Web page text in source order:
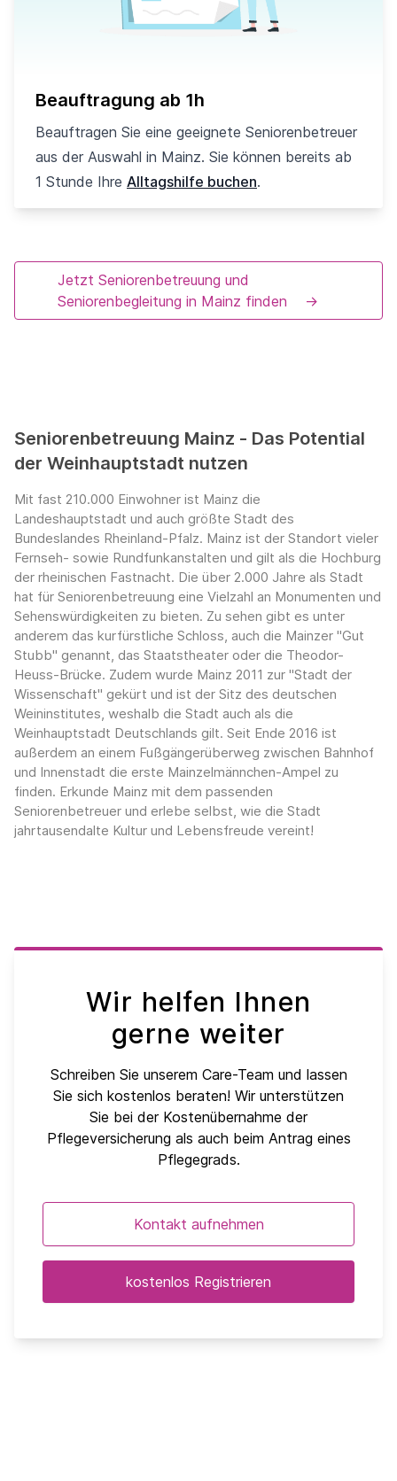
Beauftragung ab 1h
Beauftragen Sie eine geeignete Seniorenbetreuer
aus der Auswahl in Mainz. Sie können bereits ab
1 Stunde Ihre Alltagshilfe buchen.
Jetzt Seniorenbetreuung und
Seniorenbegleitung in Mainz finden
→
Seniorenbetreuung Mainz - Das Potential
der Weinhauptstadt nutzen
Mit fast 210.000 Einwohner ist Mainz die
Landeshauptstadt und auch größte Stadt des
Bundeslandes Rheinland-Pfalz. Mainz ist der Standort vieler
Fernseh- sowie Rundfunkanstalten und gilt als die Hochburg
der rheinischen Fastnacht. Die über 2.000 Jahre als Stadt
hat für Seniorenbetreuung eine Vielzahl an Monumenten und
Sehenswürdigkeiten zu bieten. Zu sehen gibt es unter
anderem das kurfürstliche Schloss, auch die Mainzer "Gut
Stubb" genannt, das Staatstheater oder die Theodor-
Heuss-Brücke. Zudem wurde Mainz 2011 zur "Stadt der
Wissenschaft" gekürt und ist der Sitz des deutschen
Weininstitutes, weshalb die Stadt auch als die
Weinhauptstadt Deutschlands gilt. Seit Ende 2016 ist
außerdem an einem Fußgängerüberweg zwischen Bahnhof
und Innenstadt die erste Mainzelmännchen-Ampel zu
finden. Erkunde Mainz mit dem passenden
Seniorenbetreuer und erlebe selbst, wie die Stadt
jahrtausendalte Kultur und Lebensfreude vereint!
Wir helfen Ihnen
gerne weiter
Schreiben Sie unserem Care-Team und lassen
Sie sich kostenlos beraten! Wir unterstützen
Sie bei der Kostenübernahme der
Pflegeversicherung als auch beim Antrag eines
Pflegegrads.
Kontakt aufnehmen
kostenlos Registrieren